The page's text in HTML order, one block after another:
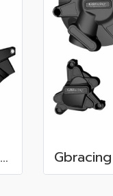
Gbracing GSXR1000 (L7)